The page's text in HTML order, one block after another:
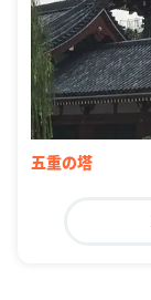
五重の塔